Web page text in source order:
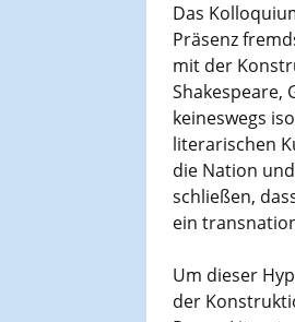
Das
Präsenz
mit der
Shakespeare,
keineswegs
literarischen
die Nation
schließen,
ein
Um dieser
der